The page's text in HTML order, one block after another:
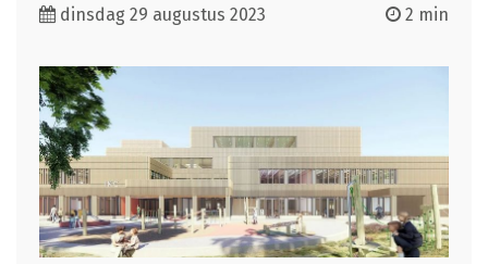
dinsdag 29 augustus 2023 2 min